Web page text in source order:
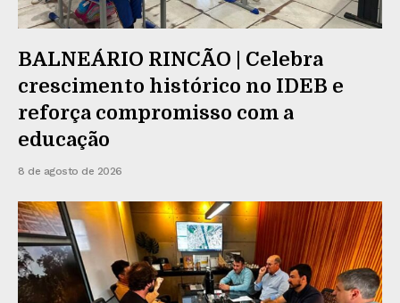
BALNEÁRIO RINCÃO | Celebra
crescimento histórico no IDEB e
reforça compromisso com a
educação
8 de agosto de 2026